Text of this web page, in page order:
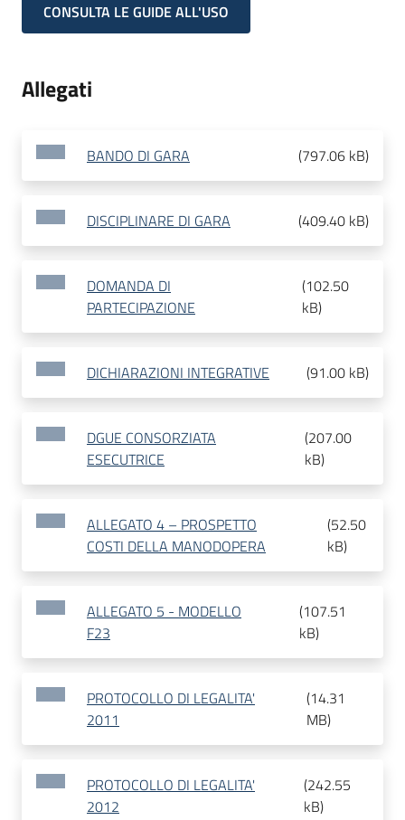
CONSULTA LE GUIDE ALL'USO
Allegati
BANDO DI GARA (797.06 kB)
DISCIPLINARE DI GARA (409.40 kB)
DOMANDA DI
PARTECIPAZIONE
(102.50
kB)
DICHIARAZIONI INTEGRATIVE (91.00 kB)
DGUE CONSORZIATA
ESECUTRICE
(207.00
kB)
ALLEGATO 4 – PROSPETTO
COSTI DELLA MANODOPERA
(52.50
kB)
ALLEGATO 5 - MODELLO
F23
(107.51
kB)
PROTOCOLLO DI LEGALITA'
2011
(14.31
MB)
PROTOCOLLO DI LEGALITA'
2012
(242.55
kB)